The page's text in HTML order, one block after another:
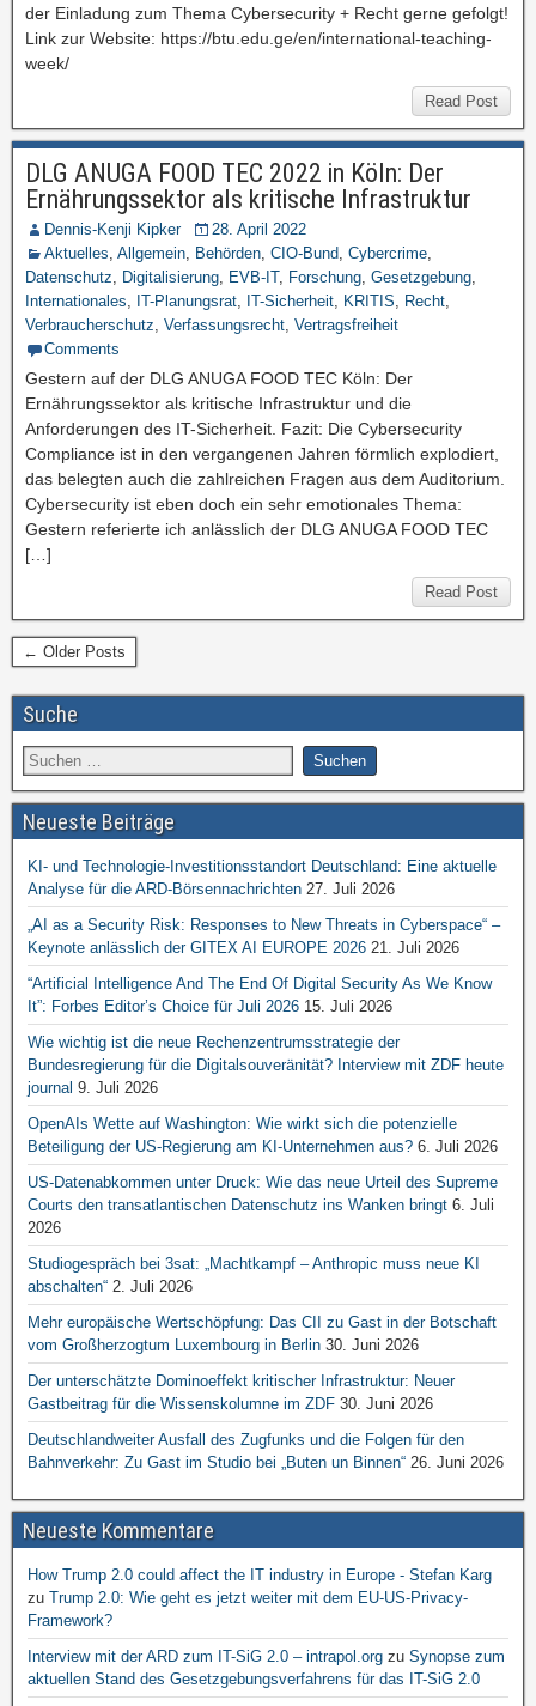
der Einladung zum Thema Cybersecurity + Recht gerne gefolgt!
Link zur Website: https://btu.edu.ge/en/international-teaching-
week/
Read Post
DLG ANUGA FOOD TEC 2022 in Köln: Der
Ernährungssektor als kritische Infrastruktur
Dennis-Kenji Kipker
28. April 2022
Aktuelles, Allgemein, Behörden, CIO-Bund, Cybercrime,
Datenschutz, Digitalisierung, EVB-IT, Forschung, Gesetzgebung,
Internationales, IT-Planungsrat, IT-Sicherheit, KRITIS, Recht,
Verbraucherschutz, Verfassungsrecht, Vertragsfreiheit
Comments
Gestern auf der DLG ANUGA FOOD TEC Köln: Der
Ernährungssektor als kritische Infrastruktur und die
Anforderungen des IT-Sicherheit. Fazit: Die Cybersecurity
Compliance ist in den vergangenen Jahren förmlich explodiert,
das belegten auch die zahlreichen Fragen aus dem Auditorium.
Cybersecurity ist eben doch ein sehr emotionales Thema:
Gestern referierte ich anlässlich der DLG ANUGA FOOD TEC
[…]
Read Post
← Older Posts
Suche
Neueste Beiträge
KI- und Technologie-Investitionsstandort Deutschland: Eine aktuelle
Analyse für die ARD-Börsennachrichten 27. Juli 2026
„AI as a Security Risk: Responses to New Threats in Cyberspace“ –
Keynote anlässlich der GITEX AI EUROPE 2026 21. Juli 2026
“Artificial Intelligence And The End Of Digital Security As We Know
It”: Forbes Editor’s Choice für Juli 2026 15. Juli 2026
Wie wichtig ist die neue Rechenzentrumsstrategie der
Bundesregierung für die Digitalsouveränität? Interview mit ZDF heute
journal 9. Juli 2026
OpenAIs Wette auf Washington: Wie wirkt sich die potenzielle
Beteiligung der US-Regierung am KI-Unternehmen aus? 6. Juli 2026
US-Datenabkommen unter Druck: Wie das neue Urteil des Supreme
Courts den transatlantischen Datenschutz ins Wanken bringt 6. Juli
2026
Studiogespräch bei 3sat: „Machtkampf – Anthropic muss neue KI
abschalten“ 2. Juli 2026
Mehr europäische Wertschöpfung: Das CII zu Gast in der Botschaft
vom Großherzogtum Luxembourg in Berlin 30. Juni 2026
Der unterschätzte Dominoeffekt kritischer Infrastruktur: Neuer
Gastbeitrag für die Wissenskolumne im ZDF 30. Juni 2026
Deutschlandweiter Ausfall des Zugfunks und die Folgen für den
Bahnverkehr: Zu Gast im Studio bei „Buten un Binnen“ 26. Juni 2026
Neueste Kommentare
How Trump 2.0 could affect the IT industry in Europe - Stefan Karg
zu Trump 2.0: Wie geht es jetzt weiter mit dem EU-US-Privacy-
Framework?
Interview mit der ARD zum IT-SiG 2.0 – intrapol.org zu Synopse zum
aktuellen Stand des Gesetzgebungsverfahrens für das IT-SiG 2.0